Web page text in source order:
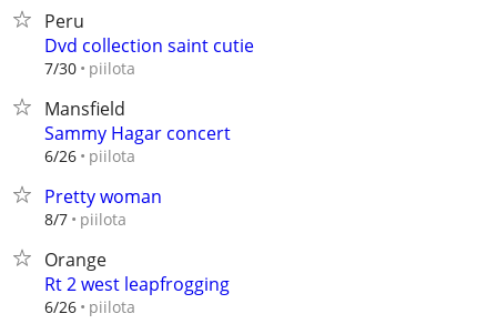
Peru
Dvd collection saint cutie
7/30 piilota
Mansfield
Sammy Hagar concert
6/26 piilota
Pretty woman
8/7 piilota
Orange
Rt 2 west leapfrogging
6/26 piilota